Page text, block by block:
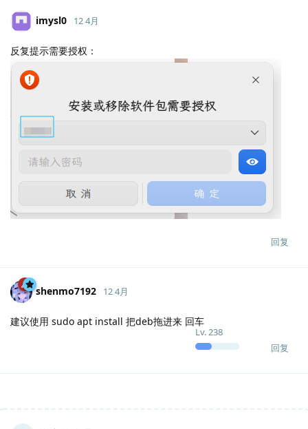
imysl0
Lv.0
12 4月
反复提示需要授权：
回复
shenmo7192
Lv.238
12 4月
建议使用 sudo apt install 把deb拖进来 回车
回复